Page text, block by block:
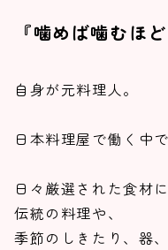
『噛めば噛むほ
自身が元料理人。
日本料理屋で働く中で
日々厳選された食材
伝統の料理や、
季節のしきたり、器、